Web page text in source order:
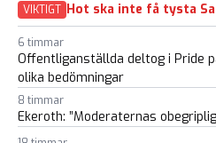
VIKTIGT Hot ska inte få tysta
6 timmar
Offentliganställda deltog i Pride
olika bedömningar
8 timmar
Ekeroth: ”Moderaternas